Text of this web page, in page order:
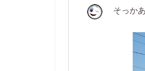
そっか